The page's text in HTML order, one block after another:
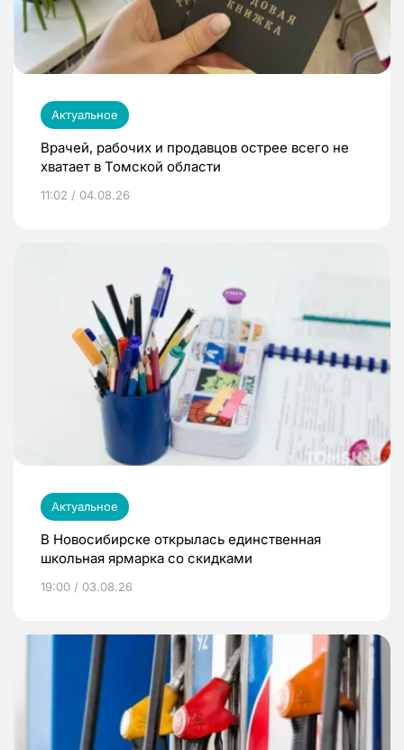
Актуальное
Врачей, рабочих и продавцов острее всего не
хватает в Томской области
11:02 / 04.08.26
Актуальное
В Новосибирске открылась единственная
школьная ярмарка со скидками
19:00 / 03.08.26